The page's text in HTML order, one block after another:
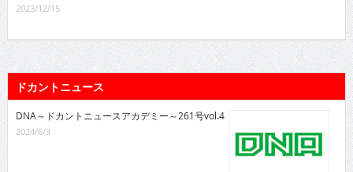
2023/12/15
ドカントニュース
DNA～ドカントニュースアカデミー～261号vol.4
2024/6/3